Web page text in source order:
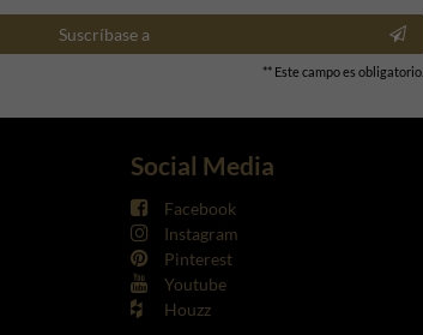
Suscríbase a
** Este campo es obligatorio.
Social Media
Facebook
Instagram
Pinterest
Youtube
Houzz